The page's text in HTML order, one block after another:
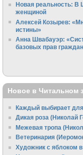
Новая реальность: В
женщиной
Алексей Козырев:
истины»
Анна Швабауэр:
базовых прав
Новое в Читальном
Каждый выбирает
Дикая роза (Николай
Межевая тропа
Ветеринария
Художник с яблоком